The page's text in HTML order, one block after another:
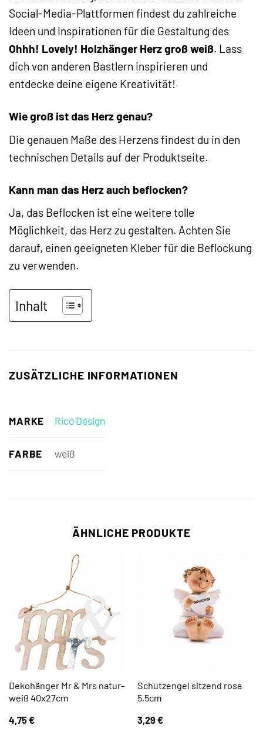
Social-Media-Plattformen findest du zahlreiche
Ideen und Inspirationen für die Gestaltung des
Ohhh! Lovely! Holzhänger Herz groß weiß. Lass
dich von anderen Bastlern inspirieren und
entdecke deine eigene Kreativität!
Wie groß ist das Herz genau?
Die genauen Maße des Herzens findest du in den
technischen Details auf der Produktseite.
Kann man das Herz auch beflocken?
Ja, das Beflocken ist eine weitere tolle
Möglichkeit, das Herz zu gestalten. Achten Sie
darauf, einen geeigneten Kleber für die Beflockung
zu verwenden.
Inhalt
ZUSÄTZLICHE INFORMATIONEN
MARKE Rico Design
FARBE weiß
ÄHNLICHE PRODUKTE
Dekohänger Mr & Mrs natur-
weiß 40x27cm
4,75€
Schutzengel sitzend rosa
5,5cm
3,29 €